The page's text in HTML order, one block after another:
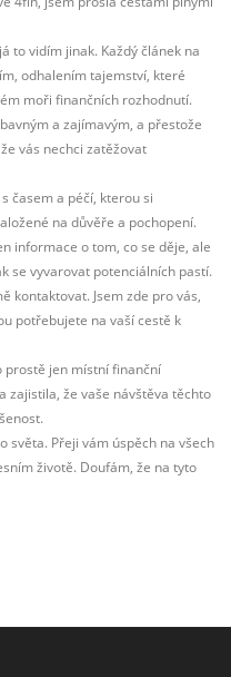
to vidím jinak. Každý článek na
odhalením tajemství, které
moři finančních rozhodnutí.
a zajímavým, a přestože
vás nechci zatěžovat
časem a péčí, kterou si
na důvěře a pochopení.
informace o tom, co se děje, ale
se vyvarovat potenciálních pastí.
kontaktovat. Jsem zde pro vás,
potřebujete na vaší cestě k
prostě jen místní finanční
zajistila, že vaše návštěva těchto
světa. Přeji vám úspěch na všech
životě. Doufám, že na tyto